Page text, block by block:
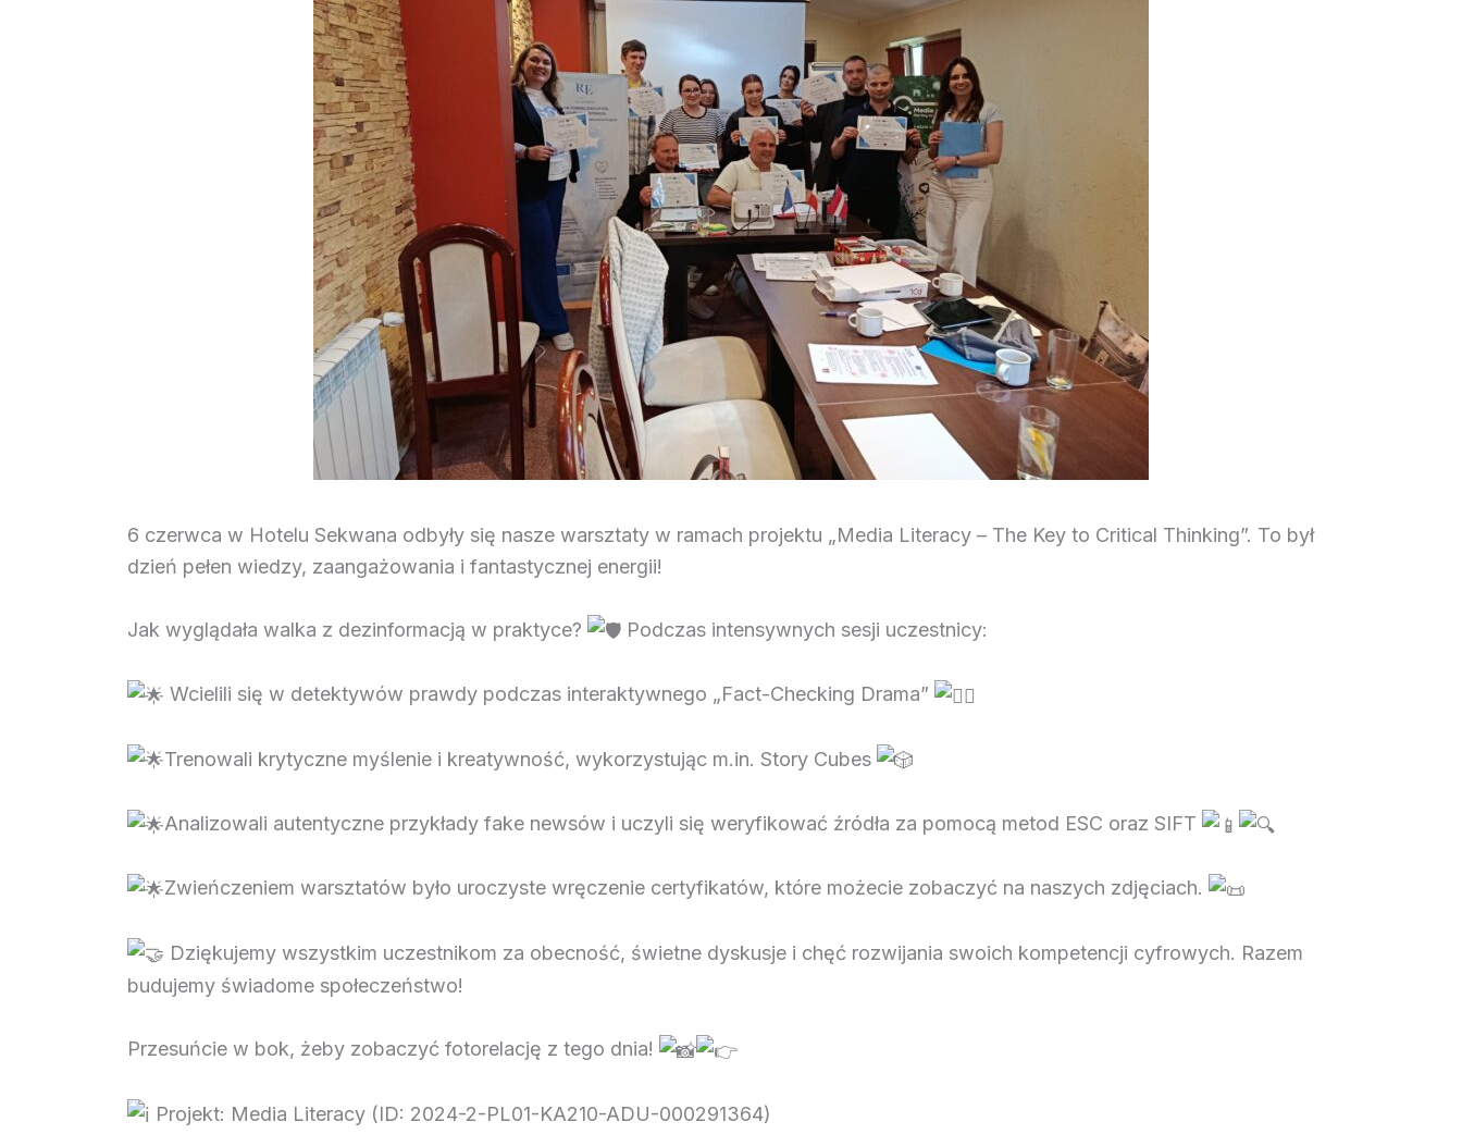
6 czerwca w Hotelu Sekwana odbyły się nasze warsztaty w ramach projektu „Media Literacy – The Key to Critical Thinking”. To był
dzień pełen wiedzy, zaangażowania i fantastycznej energii!
Jak wyglądała walka z dezinformacją w praktyce? Podczas intensywnych sesji uczestnicy:
Wcielili się w detektywów prawdy podczas interaktywnego „Fact-Checking Drama”
Trenowali krytyczne myślenie i kreatywność, wykorzystując m.in. Story Cubes
Analizowali autentyczne przykłady fake newsów i uczyli się weryfikować źródła za pomocą metod ESC oraz SIFT
Zwieńczeniem warsztatów było uroczyste wręczenie certyfikatów, które możecie zobaczyć na naszych zdjęciach.
Dziękujemy wszystkim uczestnikom za obecność, świetne dyskusje i chęć rozwijania swoich kompetencji cyfrowych. Razem
budujemy świadome społeczeństwo!
Przesuńcie w bok, żeby zobaczyć fotorelację z tego dnia!
Projekt: Media Literacy (ID: 2024-2-PL01-KA210-ADU-000291364)